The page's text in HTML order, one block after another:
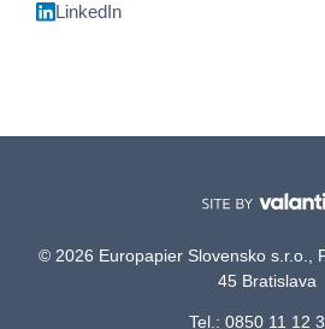
LinkedIn
© 2026 Europapier Slovensko s.r.o.,
45 Bratislava
Tel.: 0850 11 12